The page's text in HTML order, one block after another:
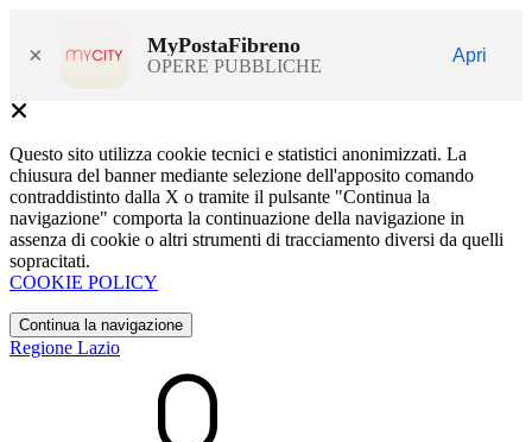
× MyPostaFibreno
OPERE PUBBLICHE
Apri
Questo sito utilizza cookie tecnici e statistici anonimizzati. La
chiusura del banner mediante selezione dell'apposito comando
contraddistinto dalla X o tramite il pulsante "Continua la
navigazione" comporta la continuazione della navigazione in
assenza di cookie o altri strumenti di tracciamento diversi da quelli
sopracitati.
COOKIE POLICY
Continua la navigazione
Regione Lazio